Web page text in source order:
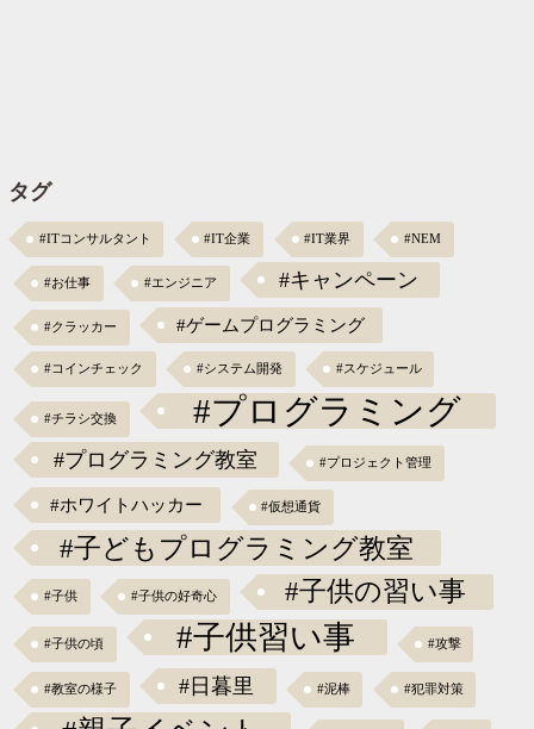
タグ
#ITコンサルタント #IT企業 #IT業界 #NEM
#お仕事 #エンジニア #キャンペーン
#クラッカー #ゲームプログラミング
#コインチェック #システム開発 #スケジュール
#チラシ交換 #プログラミング
#プログラミング教室 #プロジェクト管理
#ホワイトハッカー #仮想通貨
#子どもプログラミング教室
#子供 #子供の好奇心 #子供の習い事
#子供の頃 #子供習い事 #攻撃
#教室の様子 #日暮里 #泥棒 #犯罪対策